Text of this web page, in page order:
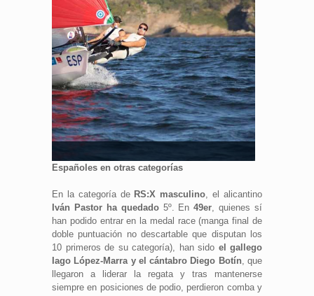
Españoles en otras categorías
En la categoría de RS:X masculino , el alicantino
Iván Pastor ha quedado 5º. En49er , quienes sí
han podido entrar en la medal race (manga final de
doble puntuación no descartable que disputan los
10 primeros de su categoría), han sido el gallego
Iago López-Marra y el cántabro Diego Botín , que
llegaron a liderar la regata y tras mantenerse
siempre en posiciones de podio, perdieron comba y